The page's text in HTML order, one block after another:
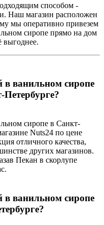
способом -
Наш магазин расположен
мы оперативно привезем
сиропе прямо на дом
выгоднее.
ванильном сиропе
Петербурге?
сиропе в Санкт-
Nuts24 по цене
отличного качества,
других магазинов.
Пекан в скорлупе
ванильном сиропе